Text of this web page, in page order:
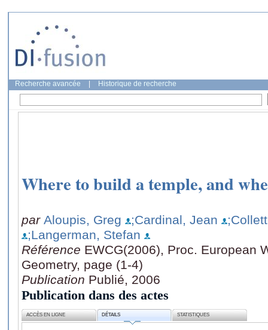
Recherche avancée Historique de recherche
Where to build a temple, and
par Aloupis, Greg ;Cardinal, Jean
;Langerman, Stefan
Référence EWCG(2006), Proc. European
Geometry, page (1-4)
Publication Publié, 2006
Publication dans des actes
ACCÈS EN LIGNE DÉTAILS STATISTIQUES